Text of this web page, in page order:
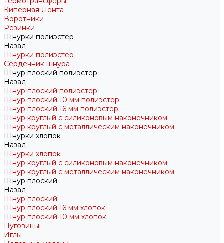
Киперная Лента
Воротники
Резинки
Шнурки полиэстер
Назад
Шнурки полиэстер
Сердечник шнура
Шнур плоский полиэстер
Назад
Шнур плоский полиэстер
Шнур плоский 10 мм полиэстер
Шнур плоский 16 мм полиэстер
Шнур круглый с силиконовым наконечником
Шнур круглый с металлическим наконечником
Шнурки хлопок
Назад
Шнурки хлопок
Шнур круглый с силиконовым наконечником
Шнур круглый с металлическим наконечником
Шнур плоский
Назад
Шнур плоский
Шнур плоский 16 мм хлопок
Шнур плоский 10 мм хлопок
Пуговицы
Иглы